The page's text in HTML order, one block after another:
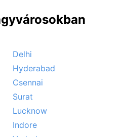
Delhi
Hyderabad
Csennai
Surat
Lucknow
Indore